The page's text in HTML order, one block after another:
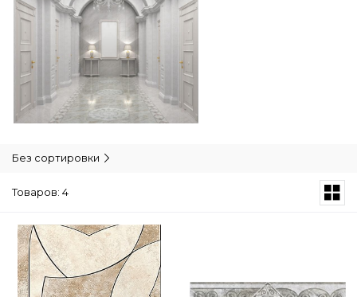
Без сортировки
Товаров: 4